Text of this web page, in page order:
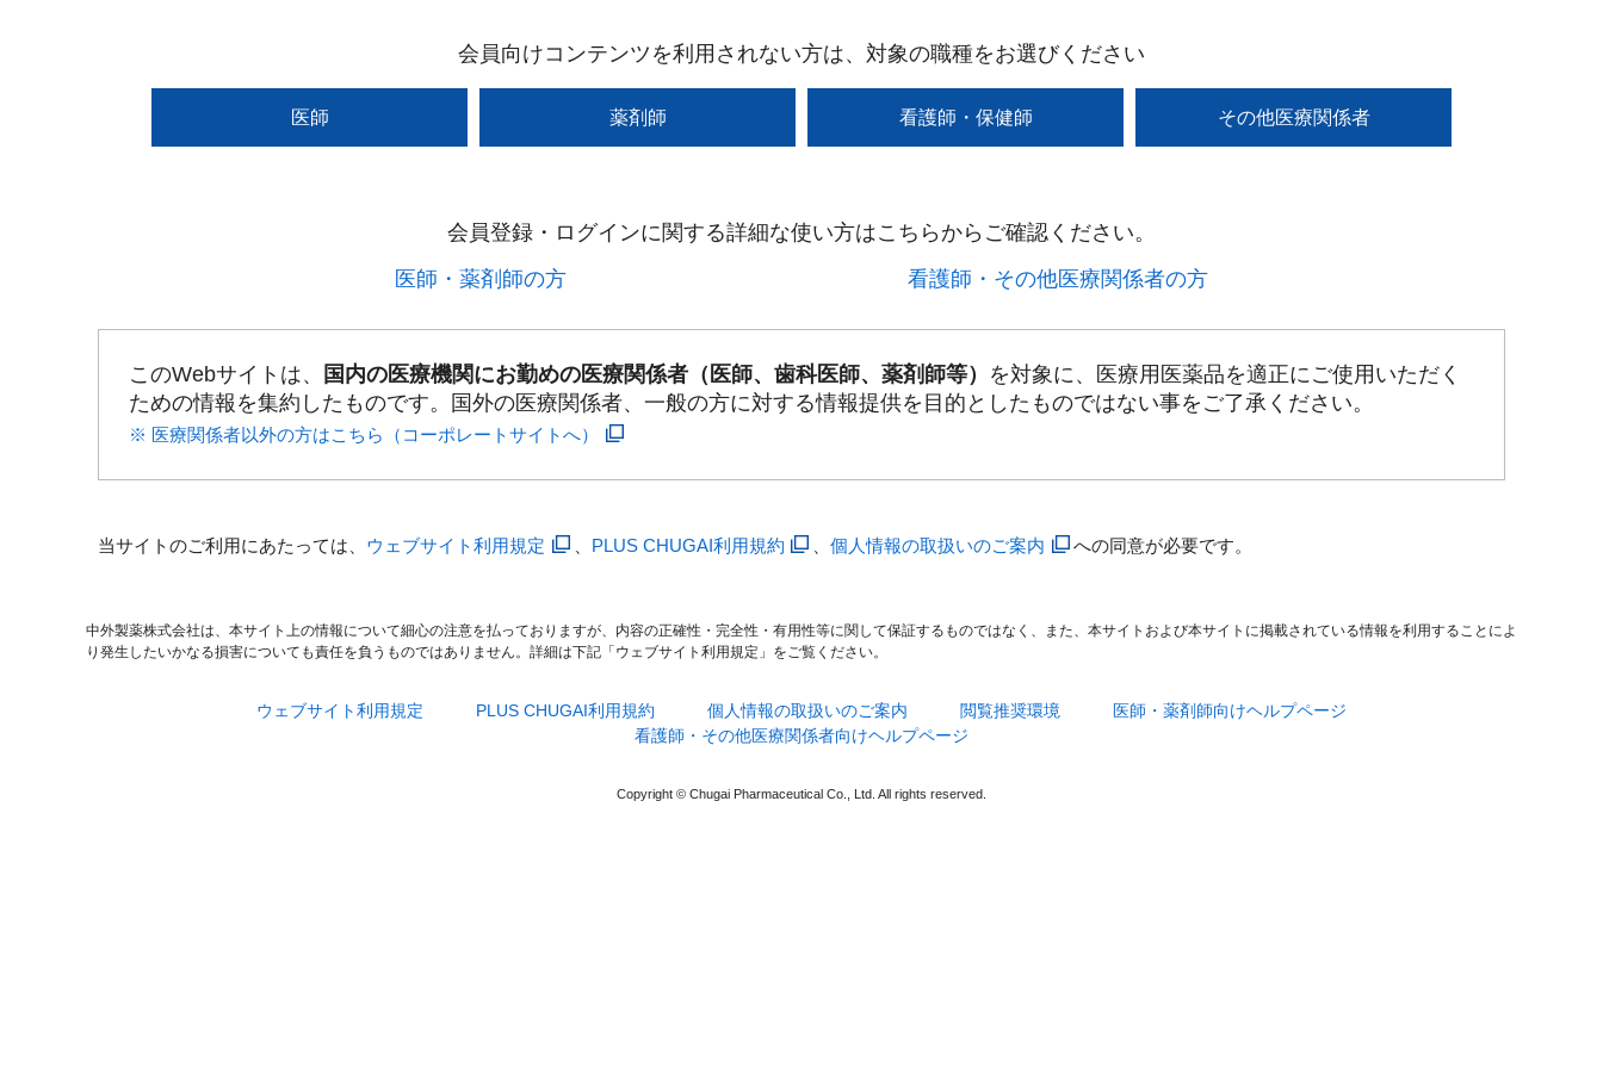
会員向けコンテンツを利用されない方は、対象の職種をお選びください
医師 薬剤師 看護師・保健師 その他医療関係者
会員登録・ログインに関する詳細な使い方はこちらからご確認ください。​
医師・薬剤師の方​
看護師・その他医療関係者の方​
このWebサイトは、 国内の医療機関にお勤めの医療関係者（医師、歯科医師、薬剤師等） を対象に、医療用医薬品を適正にご使用いただく
ための情報を集約したものです。国外の医療関係者、一般の方に対する情報提供を目的としたものではない事をご了承ください。
※ 医療関係者以外の方はこちら（コーポレートサイトへ）
当サイトのご利用にあたっては、 ウェブサイト利用規定 PLUS CHUGAI利用規約 、個人情報の取扱いのご案内 への同意が必要です。
中外製薬株式会社は、本サイト上の情報について細心の注意を払っておりますが、内容の正確性・完全性・有用性等に関して保証するものではなく、また、本サイトおよび本サイトに掲載されている情報を利用することによ
り発生したいかなる損害についても責任を負うものではありません。詳細は下記「ウェブサイト利用規定」をご覧ください。
ウェブサイト利用規定 PLUS CHUGAI利用規約 個人情報の取扱いのご案内 閲覧推奨環境
医師・薬剤師向けヘルプページ
看護師・その他医療関係者向けヘルプページ
Copyright © Chugai Pharmaceutical Co., Ltd. All rights reserved.